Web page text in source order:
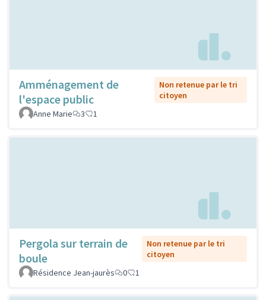
Amménagement de
l'espace public
Non retenue par le tri
citoyen
Anne Marie
3 1
Pergola sur terrain de
boule
Non retenue par le tri
citoyen
Résidence Jean-jaurès
0 1